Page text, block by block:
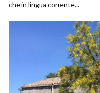
che in lingua corrente...